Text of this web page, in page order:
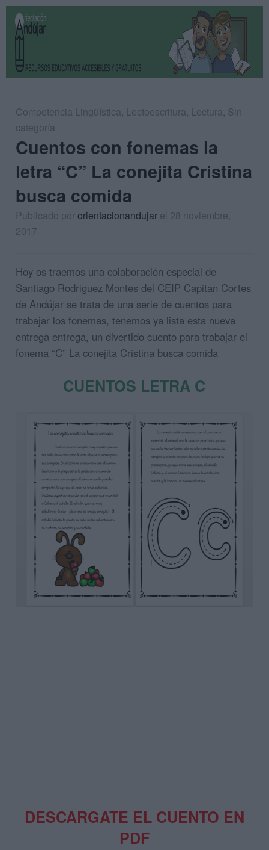
Competencia Lingüística, Lectoescritura, Lectura, Sin
categoría
Cuentos con fonemas la
letra “C” La conejita Cristina
busca comida
Publicado pororientacionandujar el 28 noviembre,
2017
Hoy os traemos una colaboración especial de
Santiago Rodriguez Montes del CEIP Capitan Cortes
de Andújar se trata de una serie de cuentos para
trabajar los fonemas, tenemos ya lista esta nueva
entrega entrega, un divertido cuento para trabajar el
fonema “C” La conejita Cristina busca comida
CUENTOS LETRA C
DESCARGATE EL CUENTO EN
PDF